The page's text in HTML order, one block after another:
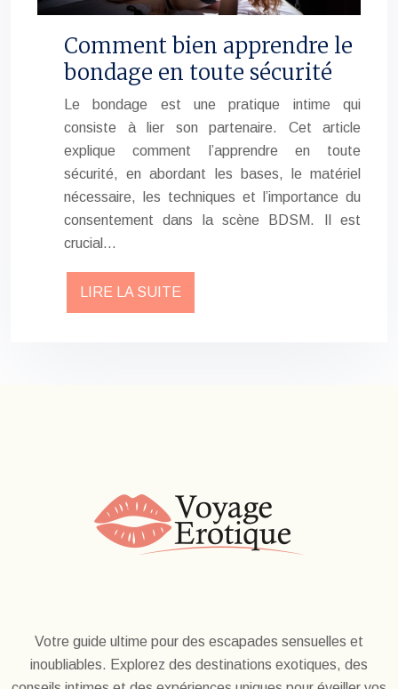
Comment bien apprendre le
bondage en toute sécurité
Le bondage est une pratique intime qui
consiste à lier son partenaire. Cet article
explique comment l’apprendre en toute
sécurité, en abordant les bases, le matériel
nécessaire, les techniques et l’importance du
consentement dans la scène BDSM. Il est
crucial…
LIRE LA SUITE
Votre guide ultime pour des escapades sensuelles et
inoubliables. Explorez des destinations exotiques, des